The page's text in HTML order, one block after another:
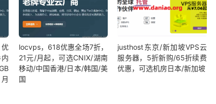
locvps，618优惠全场7折，
21元/月起，可选CNIX/湖南
移动/中国香港/日本/韩国/美
国
justhost东京/新加坡VPS云
服务器，5折新购/65折续费
优惠，可选机房日本/新加坡